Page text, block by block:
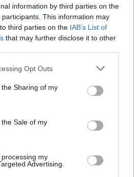
information by third parties on the
participants. This information may
third parties on the IAB’s List of
that may further disclose it to other
Opt Outs
Sharing of my
Sale of my
my
Advertising.
538 kg na odpadu
EU
Česko v roce 2023
komunálního odpadu na
osobu, což bylo o 27 kilogramů
v datech. Oproti rokům 2022 a 2021
dat Eurostatu Česko v roce 2022
odpadu, o rok dříve pak 570.
rychle zlepšuje v cirkulárním využití
recyklovaných materiálů.